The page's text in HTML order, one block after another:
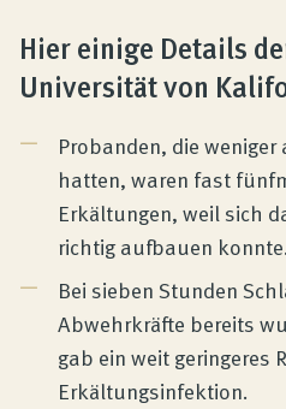
Hier einige Details
Universität von
Probanden, die
hatten, waren fast
Erkältungen, weil sich
richtig aufbauen konnte.
Bei sieben Stunden
Abwehrkräfte bereits
gab ein weit geringeres
Erkältungsinfektion.